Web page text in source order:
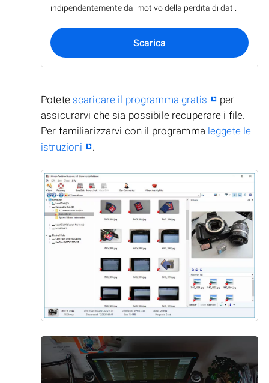
indipendentemente dal motivo della perdita di dati.
Scarica
Potete scaricare il programma gratis
per
assicurarvi che sia possibile recuperare i file.
Per familiarizzarvi con il programma leggete le
istruzioni
.